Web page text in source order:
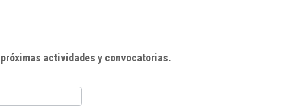
actividades y convocatorias.